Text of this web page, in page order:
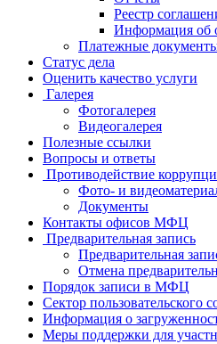
Реестр
Информация об
Платежные
Статус дела
Оценить качество услуги
Галерея
Фотогалерея
Видеогалерея
Полезные ссылки
Вопросы и ответы
Противодействие
Фото- и
Документы
Контакты офисов МФЦ
Предварительная запись
Предварительная
Отмена
Порядок записи в МФЦ
Сектор пользовательского
Информация о
Меры поддержки для